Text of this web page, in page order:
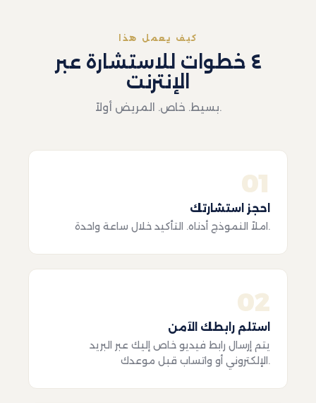
كيف يعمل هذا
٤ خطوات للاستشارة عبر
الإنترنت
بسيط. خاص. المريض أولاً.
01
احجز استشارتك
املاً النموذج أدناه. التأكيد خلال ساعة واحدة.
02
استلم رابطك الآمن
يتم إرسال رابط فيديو خاص إليك عبر البريد
الإلكتروني أو واتساب قبل موعدك.